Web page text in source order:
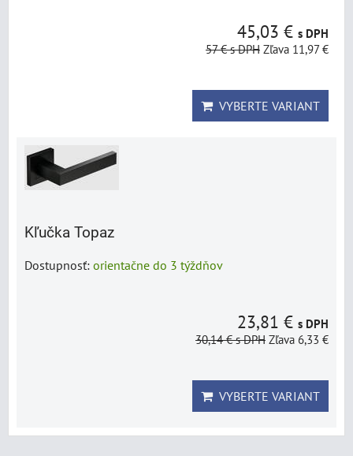
45,03 € s DPH
57 €s DPH Zľava 11,97 €
VYBERTE VARIANT
Kľučka Topaz
Dostupnosť: orientačne do 3 týždňov
23,81 € s DPH
30,14 €s DPH Zľava 6,33 €
VYBERTE VARIANT